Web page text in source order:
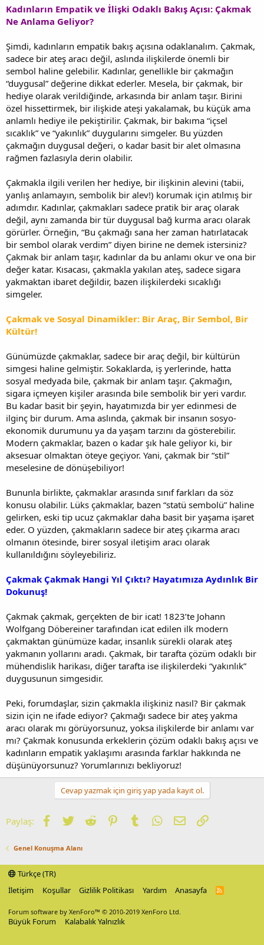
Kadınların Empatik ve İlişki Odaklı Bakış Açısı: Çakmak
Ne Anlama Geliyor?
Şimdi, kadınların empatik bakış açısına odaklanalım. Çakmak,
sadece bir ateş aracı değil, aslında ilişkilerde önemli bir
sembol haline gelebilir. Kadınlar, genellikle bir çakmağın
“duygusal” değerine dikkat ederler. Mesela, bir çakmak, bir
hediye olarak verildiğinde, arkasında bir anlam taşır. Birini
özel hissettirmek, bir ilişkide ateşi yakalamak, bu küçük ama
anlamlı hediye ile pekiştirilir. Çakmak, bir bakıma “içsel
sıcaklık” ve “yakınlık” duygularını simgeler. Bu yüzden
çakmağın duygusal değeri, o kadar basit bir alet olmasına
rağmen fazlasıyla derin olabilir.
Çakmakla ilgili verilen her hediye, bir ilişkinin alevini (tabii,
yanlış anlamayın, sembolik bir alev!) korumak için atılmış bir
adımdır. Kadınlar, çakmakları sadece pratik bir araç olarak
değil, aynı zamanda bir tür duygusal bağ kurma aracı olarak
görürler. Örneğin, “Bu çakmağı sana her zaman hatırlatacak
bir sembol olarak verdim” diyen birine ne demek istersiniz?
Çakmak bir anlam taşır, kadınlar da bu anlamı okur ve ona bir
değer katar. Kısacası, çakmakla yakılan ateş, sadece sigara
yakmaktan ibaret değildir, bazen ilişkilerdeki sıcaklığı
simgeler.
Çakmak ve Sosyal Dinamikler: Bir Araç, Bir Sembol, Bir
Kültür!
Günümüzde çakmaklar, sadece bir araç değil, bir kültürün
simgesi haline gelmiştir. Sokaklarda, iş yerlerinde, hatta
sosyal medyada bile, çakmak bir anlam taşır. Çakmağın,
sigara içmeyen kişiler arasında bile sembolik bir yeri vardır.
Bu kadar basit bir şeyin, hayatımızda bir yer edinmesi de
ilginç bir durum. Ama aslında, çakmak bir insanın sosyo-
ekonomik durumunu ya da yaşam tarzını da gösterebilir.
Modern çakmaklar, bazen o kadar şık hale geliyor ki, bir
aksesuar olmaktan öteye geçiyor. Yani, çakmak bir “stil”
meselesine de dönüşebiliyor!
Bununla birlikte, çakmaklar arasında sınıf farkları da söz
konusu olabilir. Lüks çakmaklar, bazen “statü sembolü” haline
gelirken, eski tip ucuz çakmaklar daha basit bir yaşama işaret
eder. O yüzden, çakmakların sadece bir ateş çıkarma aracı
olmanın ötesinde, birer sosyal iletişim aracı olarak
kullanıldığını söyleyebiliriz.
Çakmak Çakmak Hangi Yıl Çıktı? Hayatımıza Aydınlık Bir
Dokunuş!
Çakmak çakmak, gerçekten de bir icat! 1823’te Johann
Wolfgang Döbereiner tarafından icat edilen ilk modern
çakmaktan günümüze kadar, insanlık sürekli olarak ateş
yakmanın yollarını aradı. Çakmak, bir tarafta çözüm odaklı bir
mühendislik harikası, diğer tarafta ise ilişkilerdeki “yakınlık”
duygusunun simgesidir.
Peki, forumdaşlar, sizin çakmakla ilişkiniz nasıl? Bir çakmak
sizin için ne ifade ediyor? Çakmağı sadece bir ateş yakma
aracı olarak mı görüyorsunuz, yoksa ilişkilerde bir anlamı var
mı? Çakmak konusunda erkeklerin çözüm odaklı bakış açısı ve
kadınların empatik yaklaşımı arasında farklar hakkında ne
düşünüyorsunuz? Yorumlarınızı bekliyoruz!
Cevap yazmak için giriş yap yada kayıt ol.
Paylaş: Facebook
TwitterReddit PinterestTumblrWhatsApp
E-postaLink
Genel Konuşma Alanı
Türkçe (TR)
İletişim
Koşullar Gizlilik Politikası Yardım Anasayfa
R
Forum software by XenForo™ © 2010-2019 XenForo Ltd.
Büyük Forum Kalabalık Yalnızlık